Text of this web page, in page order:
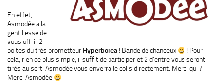
En effet,
Asmodée a la
gentillesse de
vous offrir 2
boites du très prometteur Hyperborea ! Bande de chanceux
! Pour
cela, rien de plus simple, il suffit de participer et 2 d’entre vous seront
tirés au sort. Asmodée vous enverra le colis directement. Merci qui ?
Merci Asmodée